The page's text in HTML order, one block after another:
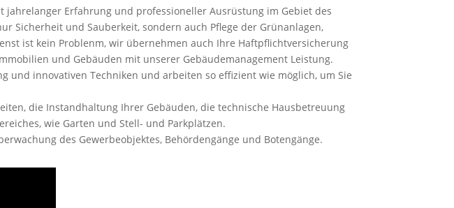
Erfahrung und professioneller Ausrüstung im Gebiet des
Sicherheit und Sauberkeit, sondern auch Pflege der Grünanlagen,
ist kein Problenm, wir übernehmen auch Ihre Haftpflichtversicherung
und Gebäuden mit unserer Gebäudemanagement Leistung.
innovativen Techniken und arbeiten so effizient wie möglich, um Sie
die Instandhaltung Ihrer Gebäuden, die technische Hausbetreuung
wie Garten und Stell- und Parkplätzen.
des Gewerbeobjektes, Behördengänge und Botengänge.